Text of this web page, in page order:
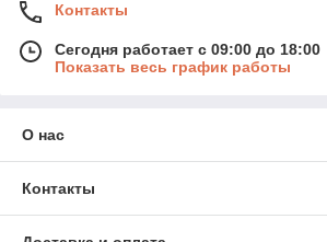
Контакты
Сегодня работает с 09:00 до 18:00
Показать весь график работы
О нас
Контакты